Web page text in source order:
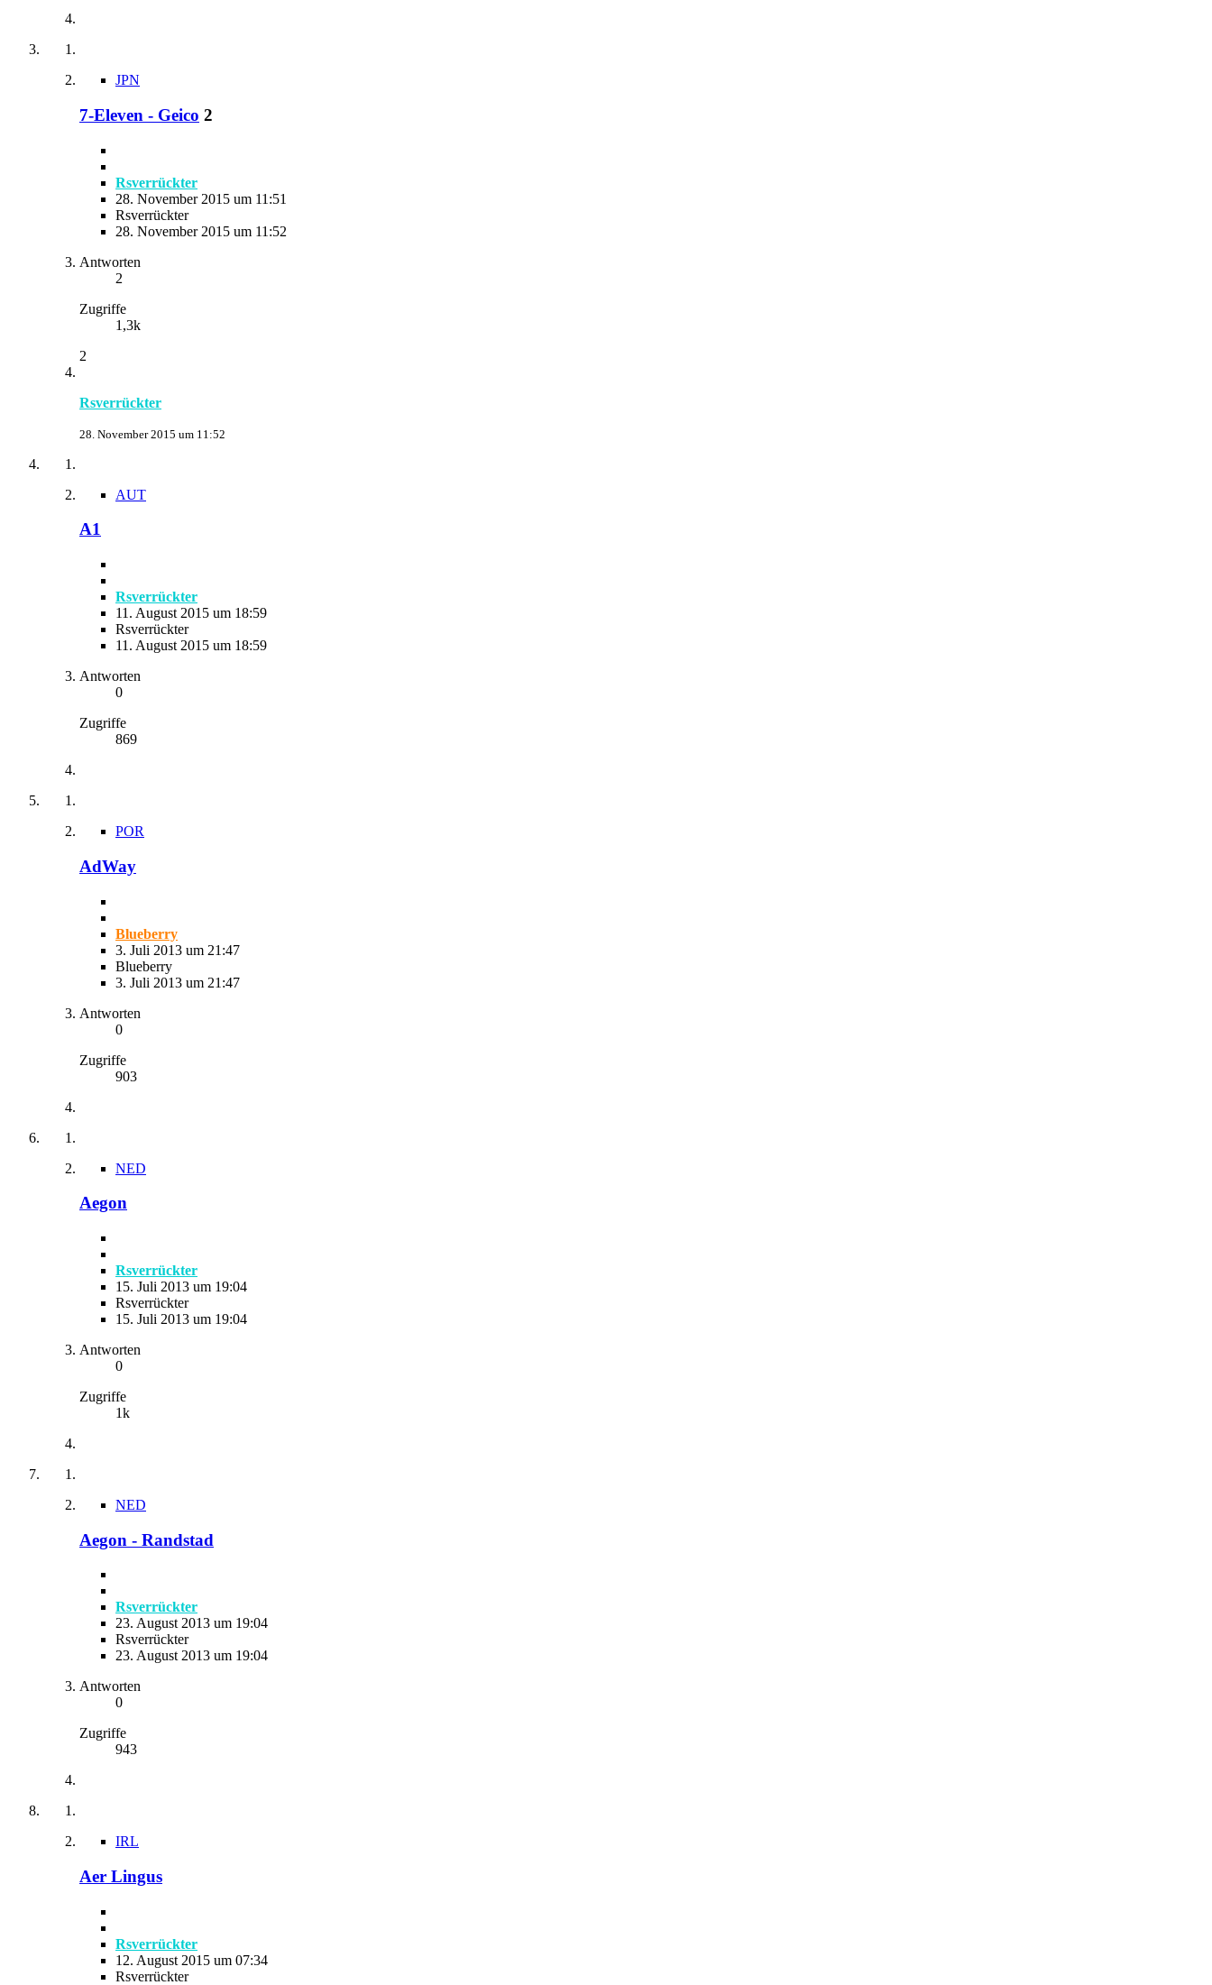
JPN
7-Eleven - Geico 2
Rsverrückter
28. November 2015 um 11:51
Rsverrückter
28. November 2015 um 11:52
Antworten
2
Zugriffe
1,3k
2
Rsverrückter
28. November 2015 um 11:52
AUT
A1
Rsverrückter
11. August 2015 um 18:59
Rsverrückter
11. August 2015 um 18:59
Antworten
0
Zugriffe
869
POR
AdWay
Blueberry
3. Juli 2013 um 21:47
Blueberry
3. Juli 2013 um 21:47
Antworten
0
Zugriffe
903
NED
Aegon
Rsverrückter
15. Juli 2013 um 19:04
Rsverrückter
15. Juli 2013 um 19:04
Antworten
0
Zugriffe
1k
NED
Aegon - Randstad
Rsverrückter
23. August 2013 um 19:04
Rsverrückter
23. August 2013 um 19:04
Antworten
0
Zugriffe
943
IRL
Aer Lingus
Rsverrückter
12. August 2015 um 07:34
Rsverrückter